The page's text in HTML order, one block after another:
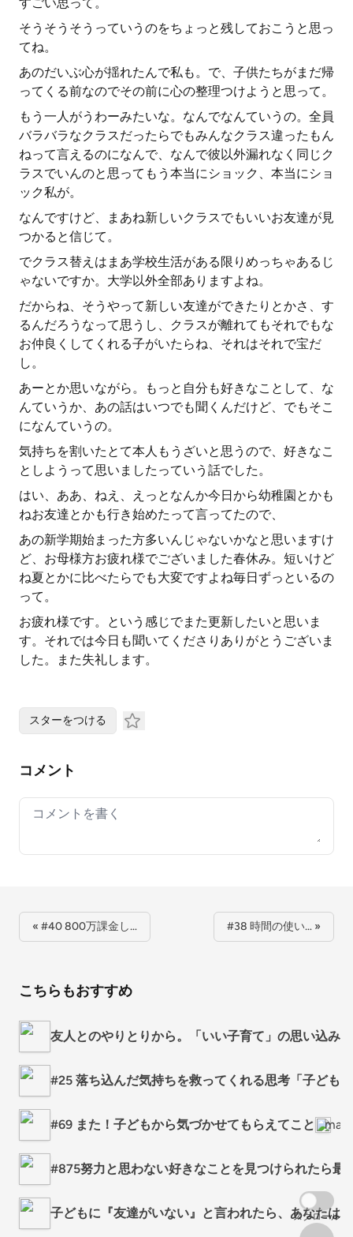
そうそうそうっていうのをちょっと残しておこうと思っ
てね。
あのだいぶ心が揺れたんで私も。で、子供たちがまだ帰
ってくる前なのでその前に心の整理つけようと思って。
もう一人がうわーみたいな。なんでなんていうの。全員
バラバラなクラスだったらでもみんなクラス違ったもん
ねって言えるのになんで、なんで彼以外漏れなく同じク
ラスでいんのと思ってもう本当にショック、本当にショ
ック私が。
なんですけど、まあね新しいクラスでもいいお友達が見
つかると信じて。
でクラス替えはまあ学校生活がある限りめっちゃあるじ
ゃないですか。大学以外全部ありますよね。
だからね、そうやって新しい友達ができたりとかさ、す
るんだろうなって思うし、クラスが離れてもそれでもな
お仲良くしてくれる子がいたらね、それはそれで宝だ
し。
あーとか思いながら。もっと自分も好きなことして、な
んていうか、あの話はいつでも聞くんだけど、でもそこ
になんていうの。
気持ちを割いたとて本人もうざいと思うので、好きなこ
としようって思いましたっていう話でした。
はい、ああ、ねえ、えっとなんか今日から幼稚園とかも
ねお友達とかも行き始めたって言ってたので、
あの新学期始まった方多いんじゃないかなと思いますけ
ど、お母様方お疲れ様でございました春休み。短いけど
ね夏とかに比べたらでも大変ですよね毎日ずっといるの
って。
お疲れ様です。という感じでまた更新したいと思いま
す。それでは今日も聞いてくださりありがとうございま
した。また失礼します。
スターをつける
コメント
Your comment
« #40 800万課金し… #38 時間の使い… »
こちらもおすすめ
友人とのやりとりから。「いい子育て」の思い込み
#25 落ち込んだ気持ちを救ってくれる思考「子ども
#69 また！子どもから気づかせてもらえてこと
#875努力と思わない好きなことを見つけられたら最
子どもに『友達がいない』と言われたら、あなたは
スクロール